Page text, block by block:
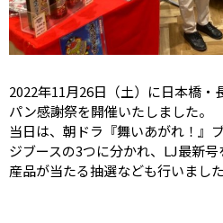
2022年11月26日（土）に日本橋・
パン感謝祭を開催いたしました。
当日は、朝ドラ『舞いあがれ！』
ジブースの3つに分かれ、LJ最新
産品が当たる抽選なども行いまし